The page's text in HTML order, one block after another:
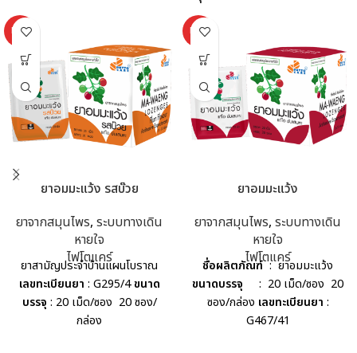
HOT
ยาอมมะแว้ง รสบ๊วย
ยาจากสมุนไพร, ระบบทางเดิน
หายใจ
ไฟโตแคร์
ยาสามัญประจำบ้านแผนโบราณ
เลขทะเบียนยา : G295/4ขนาด
บรรจุ : 20 เม็ด/ซอง 20 ซอง/
กล่อง
HOT
ยาอมมะแว้ง
ยาจากสมุนไพร, ระบบทางเดิน
หายใจ
ไฟโตแคร์
ชื่อผลิตภัณฑ์: ยาอมมะแว้ง
ขนาดบรรจุ
: 20 เม็ด/ซอง 20
ซอง/กล่อง เลขทะเบียนยา :
G467/41